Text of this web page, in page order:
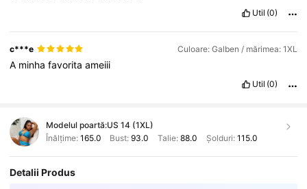
Util (0)
c***e Culoare: Galben / mărimea: 1XL
A minhafavoritaameiii
Util (0)
Modelul poartă:US 14 (1XL)
Înălțime: 165.0 Bust:93.0 Talie: 88.0 Șolduri: 115.0
Detalii Produs